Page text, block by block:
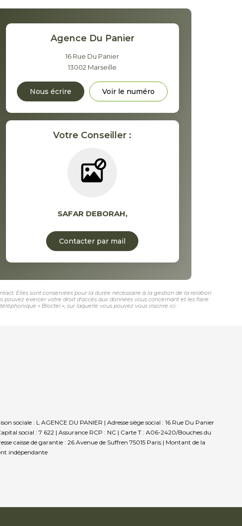
Agence Du Panier
16 Rue Du Panier
13002 Marseille
Nous écrire Voir le numéro
Votre Conseiller :
SAFAR DEBORAH,
Contacter par mail
Elles sont conservées pour la durée nécessaire à la gestion de la relation
exercer votre droit d'accès aux données vous concernant et les faire
« Bloctel », sur laquelle vous pouvez vous inscrire ici :
sociale : L AGENCE DU PANIER | Adresse siège social : 16 Rue Du Panier
social : 7 622 | Assurance RCP : NC | Carte T : A06-2420/Bouches du
caisse de garantie : 26 Avenue de Suffren 75015 Paris | Montant de la
indépendante